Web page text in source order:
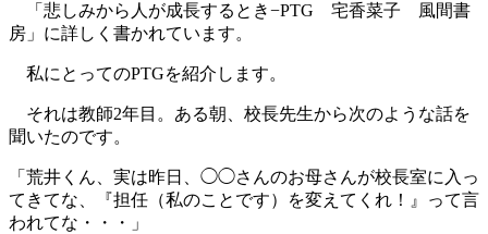
「悲しみから人が成長するとき−PTG 宅香菜子 風間書
房」に詳しく書かれています。
私にとってのPTGを紹介します。
それは教師2年目。ある朝、校長先生から次のような話を
聞いたのです。
「荒井くん、実は昨日、◯◯さんのお母さんが校長室に入っ
てきてな、『担任（私のことです）を変えてくれ！』って言
われてな・・・」